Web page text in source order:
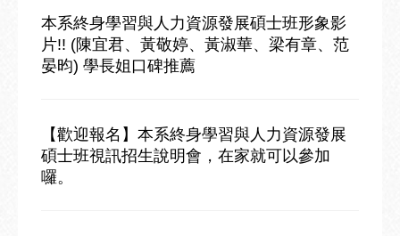
本系終身學習與人力資源發展碩士班形象影
片!! (陳宜君、黃敬婷、黃淑華、梁有章、范
晏昀) 學長姐口碑推薦
【歡迎報名】本系終身學習與人力資源發展
碩士班視訊招生說明會，在家就可以參加
囉。